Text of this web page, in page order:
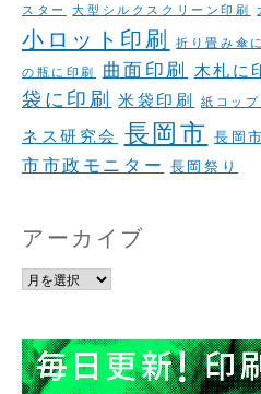
スター
大型シルクスクリーン印刷
小ロット印刷
折り畳み傘
の瓶に印刷
曲面印刷 木札に
袋に印刷 米袋印刷 紙コッ
ネス研究会 長岡市 長岡
市市政モニター 長岡祭り
アーカイブ
ア
カ
イ